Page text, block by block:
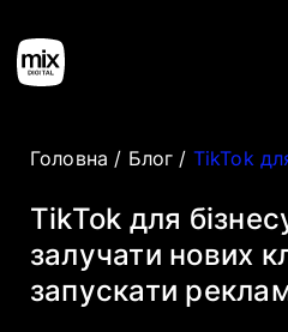
Головна / Блог / TikTok для бізнесу в
TikTok для
залучати нових
запускати